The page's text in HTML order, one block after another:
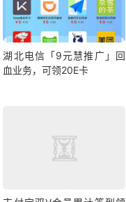
湖北电信「9元慧推广」回
血业务，可领20E卡